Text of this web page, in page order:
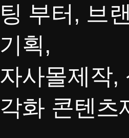
팅 부터, 브
기획,
자사몰제작,
각화 콘텐츠